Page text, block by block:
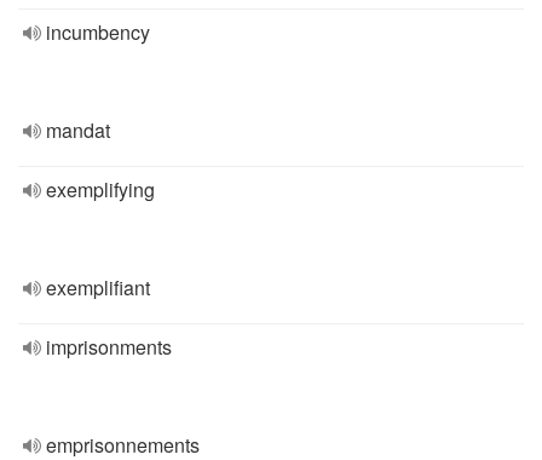
incumbency
mandat
exemplifying
exemplifiant
imprisonments
emprisonnements